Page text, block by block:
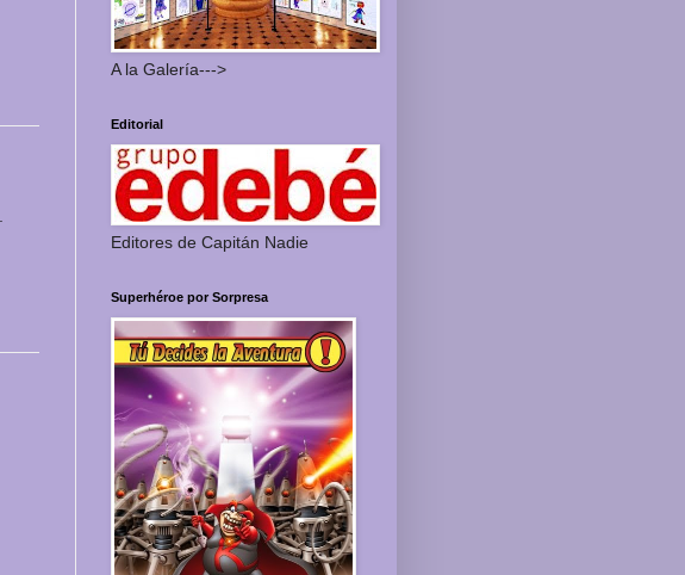
A la Galería--->
Editorial
Editores de Capitán Nadie
Superhéroe por Sorpresa